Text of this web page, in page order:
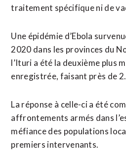
traitement spécifique ni de
Une épidémie d’Ebola
2020 dans les provinces du
l’Ituri a été la deuxième plus
enregistrée, faisant près de
La réponse à celle-ci a été
affrontements armés dans
méfiance des populations
premiers intervenants.